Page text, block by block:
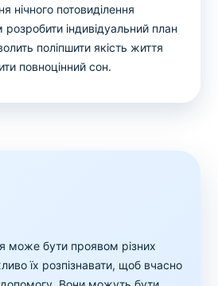
нічного потовиділення
індивідуальний план
поліпшити якість життя
повноцінний сон.
може бути проявом різних
їх розпізнавати, щоб вчасно